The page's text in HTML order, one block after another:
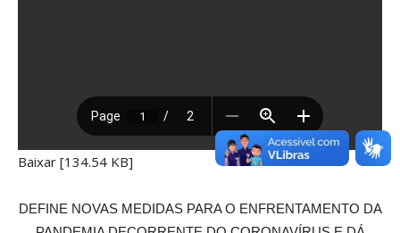
Baixar [134.54 KB]
DEFINE NOVAS MEDIDAS PARA O ENFRENTAMENTO DA